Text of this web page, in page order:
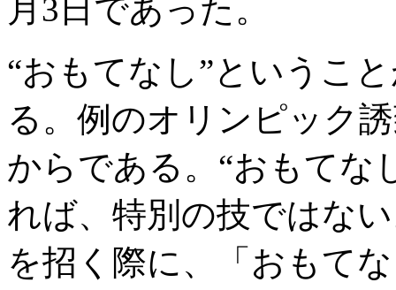
月3日であった。
“おもてなし”というこ
る。例のオリンピック
からである。“おもてな
れば、特別の技ではな
を招く際に、「おもて